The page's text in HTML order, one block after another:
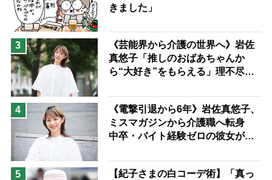
きました」
3
《芸能界から介護の世界へ》岩佐
真悠子「推しのおばあちゃんか
ら“大好き”をもらえる」理不尽さ
場は「愛おしい」
4
《電撃引退から6年》岩佐真悠子、
ミスマガジンから介護職へ転身
中卒・バイト経験ゼロの彼女が見
ながら自分らしくいられる」
5
【紀子さまの白コーデ術】「真っ